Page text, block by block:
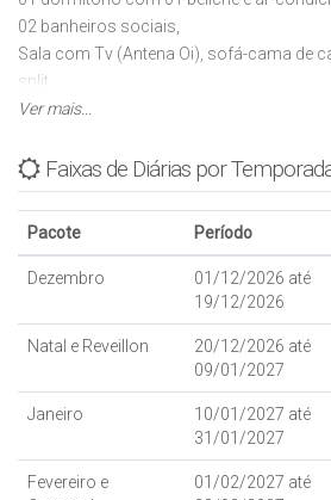
02 banheiros sociais,
Sala com Tv (Antena Oi), sofá-cama de
split,
Cozinha com utensílios básicos,
elétrico,
Estacionamento dentro do pátio sem
passar,
Mesa de Sinuca,
Aceita-se Animais de estimação de
Com capacidade para: 08 pessoas,
Crianças de qualquer idade são bem
Ver mais...
Faixas de Diárias por
Pacote Período
Dezembro
01/12/2026 até
19/12/2026
Natal e Reveillon
20/12/2026 até
09/01/2027
Janeiro
10/01/2027 até
31/01/2027
Fevereiro e
01/02/2027 até